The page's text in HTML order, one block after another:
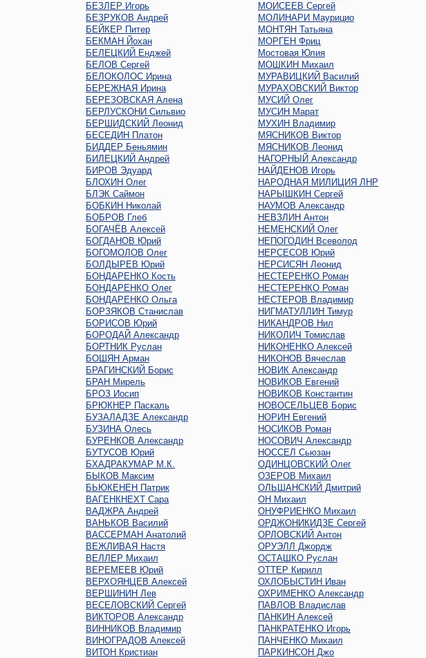
БЕЗЛЕР Игорь
МОИСЕЕВ Сергей
БЕЗРУКОВ Андрей
МОЛИНАРИ Маурицио
БЕЙКЕР Питер
МОНТЯН Татьяна
БЕКМАН Йохан
МОРГЕН Фриц
БЕЛЕЦКИЙ Енджей
Мостовая Юлия
БЕЛОВ Сергей
МОШКИН Михаил
БЕЛОКОЛОС Ирина
МУРАВИЦКИЙ Василий
БЕРЕЖНАЯ Ирина
МУРАХОВСКИЙ Виктор
БЕРЕЗОВСКАЯ Алена
МУСИЙ Олег
БЕРЛУСКОНИ Сильвио
МУСИН Марат
БЕРШИДСКИЙ Леонид
МУХИН Владимир
БЕСЕДИН Платон
МЯСНИКОВ Виктор
БИДДЕР Беньямин
МЯСНИКОВ Леонид
БИЛЕЦКИЙ Андрей
НАГОРНЫЙ Александр
БИРОВ Эдуард
НАЙДЕНОВ Игорь
БЛОХИН Олег
НАРОДНАЯ МИЛИЦИЯ ЛНР
БЛЭК Саймон
НАРЫШКИН Сергей
БОБКИН Николай
НАУМОВ Александр
БОБРОВ Глеб
НЕВЗЛИН Антон
БОГАЧЁВ Алексей
НЕМЕНСКИЙ Олег
БОГДАНОВ Юрий
НЕПОГОДИН Всеволод
БОГОМОЛОВ Олег
НЕРСЕСОВ Юрий
БОЛДЫРЕВ Юрий
НЕРСИСЯН Леонид
БОНДАРЕНКО Кость
НЕСТЕРЕНКО Роман
БОНДАРЕНКО Олег
НЕСТЕРЕНКО Роман
БОНДАРЕНКО Ольга
НЕСТЕРОВ Владимир
БОРЗЯКОВ Станислав
НИГМАТУЛЛИН Тимур
БОРИСОВ Юрий
НИКАНДРОВ Нил
БОРОДАЙ Александр
НИКОЛИЧ Томислав
БОРТНИК Руслан
НИКОНЕНКО Алексей
БОШЯН Арман
НИКОНОВ Вячеслав
БРАГИНСКИЙ Борис
НОВИК Александр
БРАН Мирель
НОВИКОВ Евгений
БРОЗ Иосип
НОВИКОВ Константин
БРЮКНЕР Паскаль
НОВОСЕЛЬЦЕВ Борис
БУЗАЛАДЗЕ Александр
НОРИН Евгений
БУЗИНА Олесь
НОСИКОВ Роман
БУРЕНКОВ Александр
НОСОВИЧ Александр
БУТУСОВ Юрий
НОССЕЛ Сьюзан
БХАДРАКУМАР М.К.
ОДИНЦОВСКИЙ Олег
БЫКОВ Максим
ОЗЕРОВ Михаил
БЬЮКЕНЕН Патрик
ОЛЬШАНСКИЙ Дмитрий
ВАГЕНКНЕХТ Сара
ОН Михаил
ВАДЖРА Андрей
ОНУФРИЕНКО Михаил
ВАНЬКОВ Василий
ОРДЖОНИКИДЗЕ Сергей
ВАССЕРМАН Анатолий
ОРЛОВСКИЙ Антон
ВЕЖЛИВАЯ Настя
ОРУЭЛЛ Джордж
ВЕЛЛЕР Михаил
ОСТАШКО Руслан
ВЕРЕМЕЕВ Юрий
ОТТЕР Кирилл
ВЕРХОЯНЦЕВ Алексей
ОХЛОБЫСТИН Иван
ВЕРШИНИН Лев
ОХРИМЕНКО Александр
ВЕСЕЛОВСКИЙ Сергей
ПАВЛОВ Владислав
ВИКТОРОВ Александр
ПАНКИН Алексей
ВИННИКОВ Владимир
ПАНКРАТЕНКО Игорь
ВИНОГРАДОВ Алексей
ПАНЧЕНКО Михаил
ВИТОН Кристиан
ПАРКИНСОН Джо